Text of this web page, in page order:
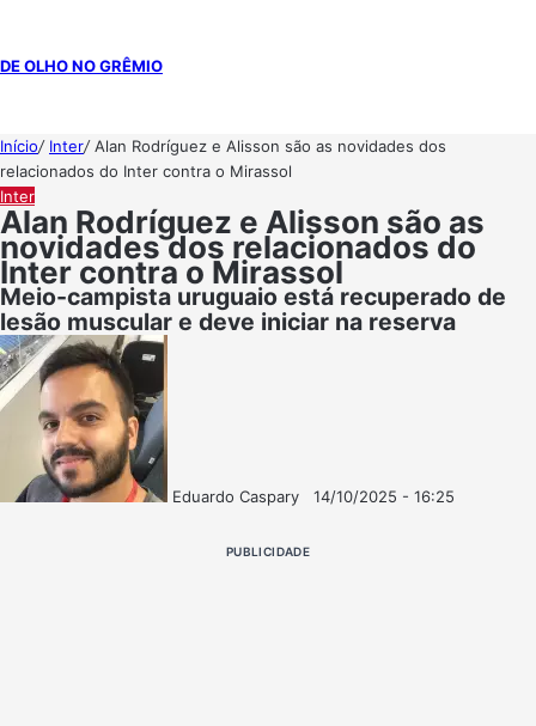
DE OLHO NO GRÊMIO
Início/ Inter/Alan Rodríguez e Alisson são as novidades dos
relacionados do Inter contra o Mirassol
Inter
Alan Rodríguez e Alisson são as
novidades dos relacionados do
Inter contra o Mirassol
Meio-campista uruguaio está recuperado de
lesão muscular e deve iniciar na reserva
Eduardo Caspary
Xe-
14/10/2025 - 16:25
PUBLICIDADE